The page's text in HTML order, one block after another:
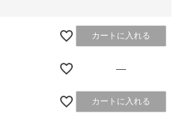
カートに入れる
—
カートに入れる